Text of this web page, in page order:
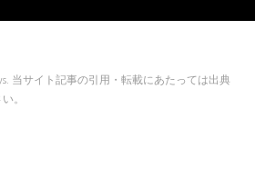
当サイト記事の引用・転載にあたっては出典
。